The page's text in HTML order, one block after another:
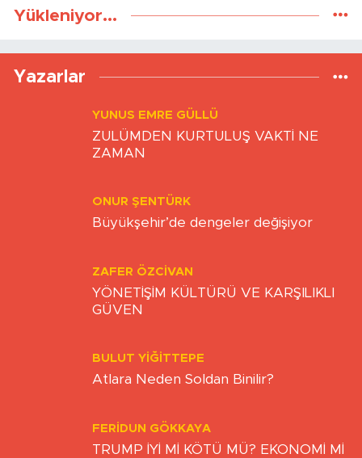
Yükleniyor...
Yazarlar
YUNUS EMRE GÜLLÜ
ZULÜMDEN KURTULUŞ VAKTİ NE
ZAMAN
ONUR ŞENTÜRK
Büyükşehir’de dengeler değişiyor
ZAFER ÖZCIVAN
YÖNETİŞİM KÜLTÜRÜ VE KARŞILIKLI
GÜVEN
BULUT YİĞİTTEPE
Atlara Neden Soldan Binilir?
FERIDUN GÖKKAYA
TRUMP İYİ Mİ KÖTÜ MÜ? EKONOMİ Mİ